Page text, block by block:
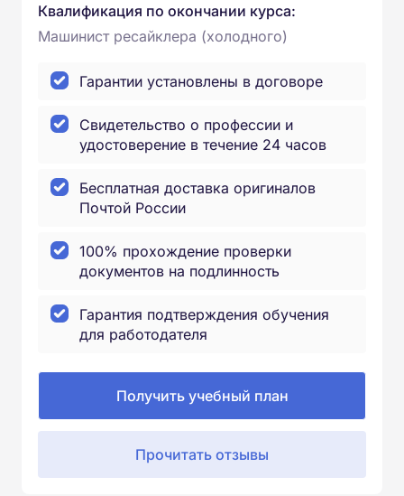
Квалификация по окончании курса:
Машинист ресайклера (холодного)
Гарантии установлены в договоре
Свидетельство о профессии и
удостоверение в течение 24 часов
Бесплатная доставка оригиналов
Почтой России
100% прохождение проверки
документов на подлинность
Гарантия подтверждения обучения
для работодателя
Получить учебный план
Прочитать отзывы